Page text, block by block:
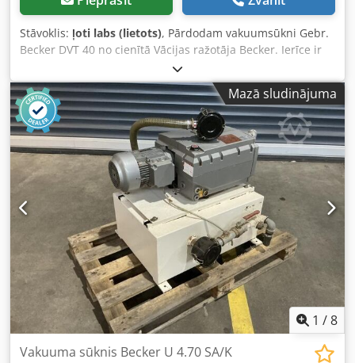
Stāvoklis: ļoti labs (lietots), Pārdodam vakuumsūkni Gebr.
Becker DVT 40 no cienītā Vācijas ražotāja Becker. Ierīce ir
paredzēta rūpnieciskiem pielietojumiem, piemēram, CNC
iekārtās, kokskaļķu apstrādes iekārtās, iepakojuma
iekārtās, vakuuma paķeršanas sistēmās un citās iekārtās,
kurām nepieciešams radīt vakuumu. Sūknis ir komplektā ar
elektromotoru un ir gatavs pieslēgšanai. Vizualais stāvoklis
atbilst fotogrāfijām – parastas lietošanas pēdas, kas
radušās ekspluatācijas laikā. Pārdodam kā lietotu ierīci.
Tehniskie dati: Ražotājs: Gebr. Becker, Vupērtāla Modelis:
DVT 40 Ražošanas gads: 1978 Sērijas numurs: K685509
Jauda: 40 m³/h Maksimālais vakuums: 0,5 bāri Motora
jauda: 1,5 kW Griešanās ātrums: 1420 apgr./min. Barošana:
220/380 V Frekvence: 50 Hz Aizsardzības pakāpe: IP44
Izolācijas klase: B Jaudas koeficients (cos φ): 0,8
Pielietojums: CNC iekārtas Codpfxozi Ha Hj Andjrf
apstrādes centri kokskaļķu iekārtas vakuuma iepakojuma
iekārtas vakuuma transporta sistēmas vakuuma
paķeršanas un darba virsmas rūpnieciskā automatizācija
Mazā sludinājuma
1 /8
Vakuuma sūknis Becker U 4.70 SA/K